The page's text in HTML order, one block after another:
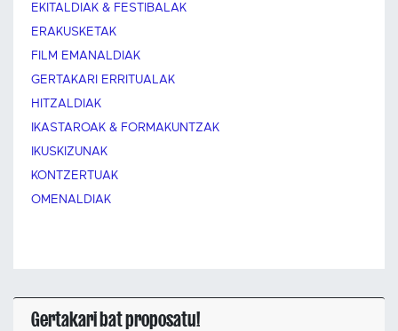
EKITALDIAK & FESTIBALAK
ERAKUSKETAK
FILM EMANALDIAK
GERTAKARI ERRITUALAK
HITZALDIAK
IKASTAROAK & FORMAKUNTZAK
IKUSKIZUNAK
KONTZERTUAK
OMENALDIAK
Gertakari bat proposatu!